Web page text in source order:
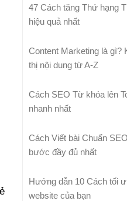
47 Cách tăng Thứ hạng
hiệu quả nhất
Content Marketing là gì?
thị nội dung từ A-Z
Cách SEO Từ khóa lên
nhanh nhất
Cách Viết bài Chuẩn
bước đầy đủ nhất
Hướng dẫn 10 Cách tối
website của bạn